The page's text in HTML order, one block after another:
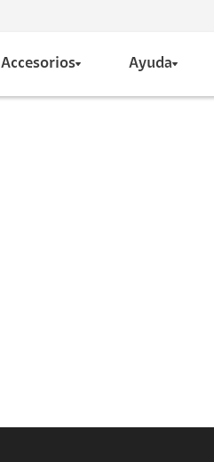
Accesorios Ayuda